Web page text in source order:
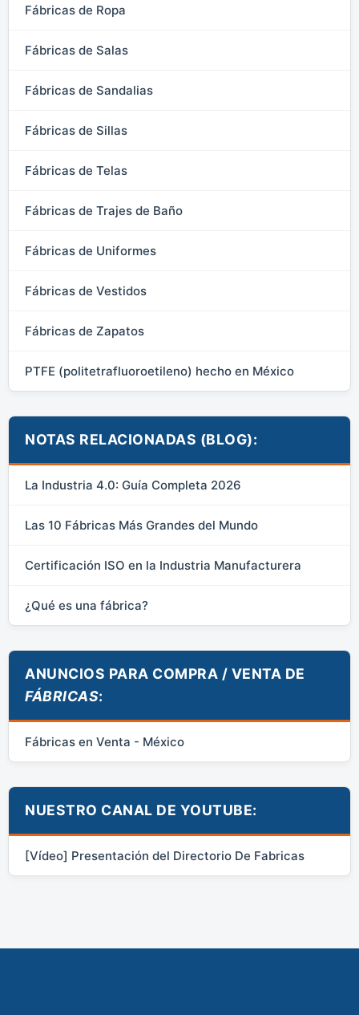
Fábricas de Ropa
Fábricas de Salas
Fábricas de Sandalias
Fábricas de Sillas
Fábricas de Telas
Fábricas de Trajes de Baño
Fábricas de Uniformes
Fábricas de Vestidos
Fábricas de Zapatos
PTFE (politetrafluoroetileno) hecho en México
NOTAS RELACIONADAS (BLOG):
La Industria 4.0: Guía Completa 2026
Las 10 Fábricas Más Grandes del Mundo
Certificación ISO en la Industria Manufacturera
¿Qué es una fábrica?
ANUNCIOS PARA COMPRA / VENTA DE
FÁBRICAS:
Fábricas en Venta - México
NUESTRO CANAL DE YOUTUBE:
[Vídeo] Presentación del Directorio De Fabricas